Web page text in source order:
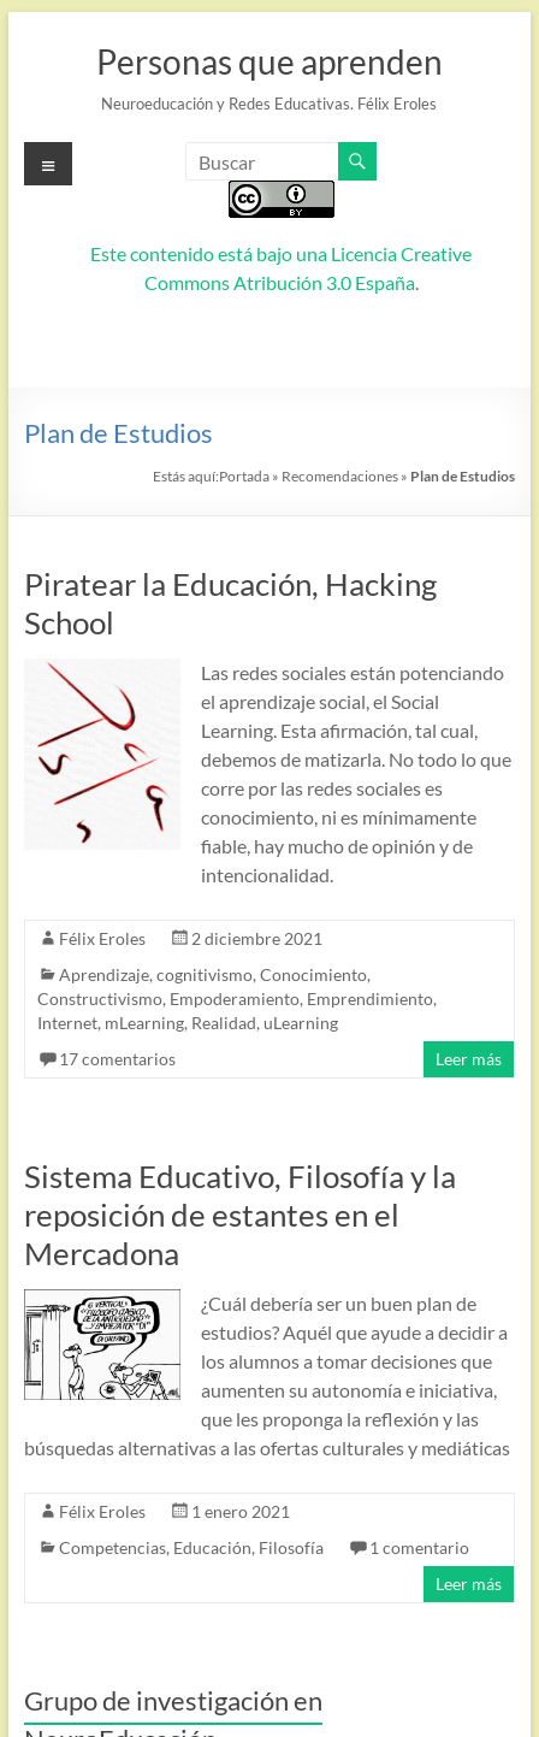
Personas que aprenden
Neuroeducación y Redes Educativas. Félix Eroles
Este contenido está bajo una Licencia Creative
Commons Atribución 3.0 España.
Menú
Plan de Estudios
Estás aquí:Portada » Recomendaciones » Plan de Estudios
Piratear la Educación, Hacking
School
Las redes sociales están potenciando
el aprendizaje social, el Social
Learning. Esta afirmación, tal cual,
debemos de matizarla. No todo lo que
corre por las redes sociales es
conocimiento, ni es mínimamente
fiable, hay mucho de opinión y de
intencionalidad.
Félix Eroles
2 diciembre 2021
Aprendizaje, cognitivismo, Conocimiento,
Constructivismo, Empoderamiento, Emprendimiento,
Internet, mLearning, Realidad, uLearning
17 comentarios
Leer más
Sistema Educativo, Filosofía y la
reposición de estantes en el
Mercadona
¿Cuál debería ser un buen plan de
estudios? Aquél que ayude a decidir a
los alumnos a tomar decisiones que
aumenten su autonomía e iniciativa,
que les proponga la reflexión y las
búsquedas alternativas a las ofertas culturales y mediáticas
Félix Eroles
1 enero 2021
Competencias, Educación, Filosofía
1 comentario
Leer más
Grupo de investigación en